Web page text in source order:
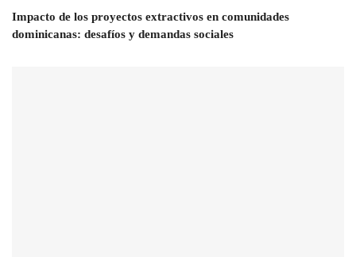
Impacto de los proyectos extractivos en comunidades
dominicanas: desafíos y demandas sociales